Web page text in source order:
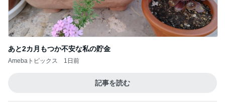
あと2カ月もつか不安な私の貯金
Amebaトピックス 1日前
記事を読む